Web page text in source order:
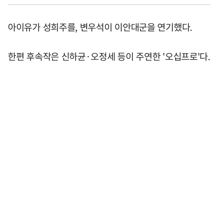
아이유가 성희주를, 변우석이 이안대군을 연기했다.
한편 후속작은 신하균·오정세 등이 주연한 '오십프로'다.